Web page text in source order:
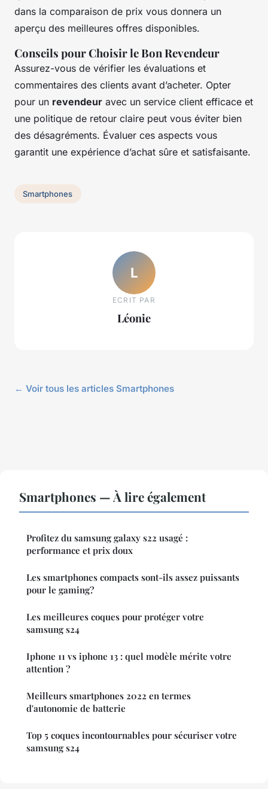
dans la comparaison de prix vous donnera un
aperçu des meilleures offres disponibles.
Conseils pour Choisir le Bon Revendeur
Assurez-vous de vérifier les évaluations et
commentaires des clients avant d’acheter. Opter
pour un revendeur avec un service client efficace et
une politique de retour claire peut vous éviter bien
des désagréments. Évaluer ces aspects vous
garantit une expérience d’achat sûre et satisfaisante.
Smartphones
L
ECRIT PAR
Léonie
← Voir tous les articles Smartphones
Smartphones — À lire également
Profitez du samsung galaxy s22 usagé :
performance et prix doux
Les smartphones compacts sont-ils assez puissants
pour le gaming?
Les meilleures coques pour protéger votre
samsung s24
Iphone 11 vs iphone 13 : quel modèle mérite votre
attention ?
Meilleurs smartphones 2022 en termes
d'autonomie de batterie
Top 5 coques incontournables pour sécuriser votre
samsung s24